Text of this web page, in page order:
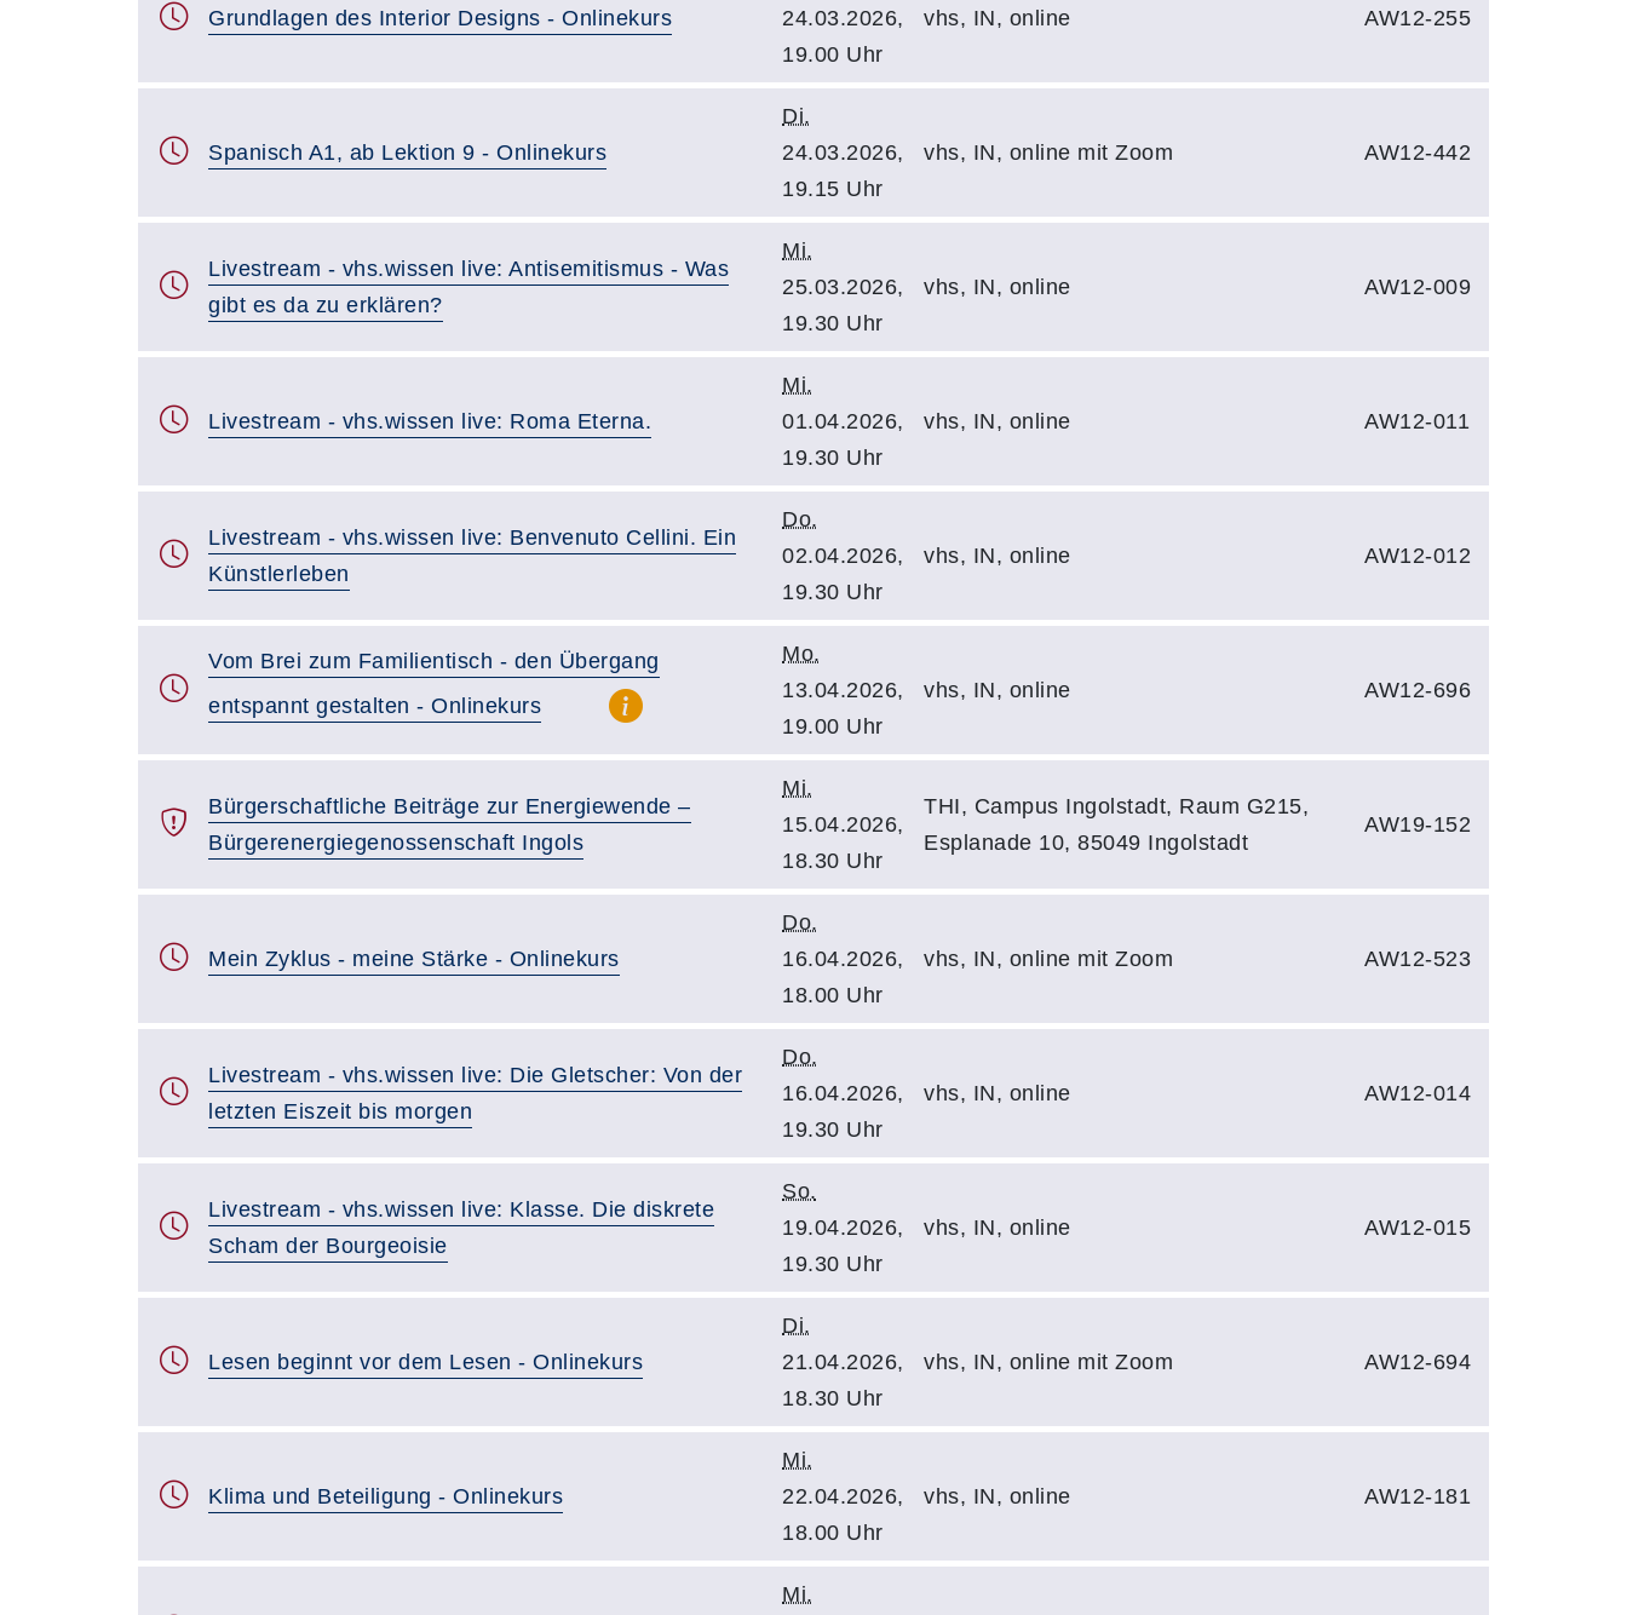
Grundlagen des Interior Designs - Onlinekurs
24.03.2026,
19.00 Uhr
vhs, IN, online AW12-255
Spanisch A1, ab Lektion 9 - Onlinekurs
Di.
24.03.2026,
19.15 Uhr
vhs, IN, online mit Zoom AW12-442
Livestream - vhs.wissen live: Antisemitismus - Was
gibt es da zu erklären?
Mi.
25.03.2026,
19.30 Uhr
vhs, IN, online AW12-009
Livestream - vhs.wissen live: Roma Eterna.
Mi.
01.04.2026,
19.30 Uhr
vhs, IN, online AW12-011
Livestream - vhs.wissen live: Benvenuto Cellini. Ein
Künstlerleben
Do.
02.04.2026,
19.30 Uhr
vhs, IN, online AW12-012
Vom Brei zum Familientisch - den Übergang
entspannt gestalten - Onlinekurs
Mo.
13.04.2026,
19.00 Uhr
vhs, IN, online AW12-696
Bürgerschaftliche Beiträge zur Energiewende –
Bürgerenergiegenossenschaft Ingols
Mi.
15.04.2026,
18.30 Uhr
THI, Campus Ingolstadt, Raum G215,
Esplanade 10, 85049 Ingolstadt
AW19-152
Mein Zyklus - meine Stärke - Onlinekurs
Do.
16.04.2026,
18.00 Uhr
vhs, IN, online mit Zoom AW12-523
Livestream - vhs.wissen live: Die Gletscher: Von der
letzten Eiszeit bis morgen
Do.
16.04.2026,
19.30 Uhr
vhs, IN, online AW12-014
Livestream - vhs.wissen live: Klasse. Die diskrete
Scham der Bourgeoisie
So.
19.04.2026,
19.30 Uhr
vhs, IN, online AW12-015
Lesen beginnt vor dem Lesen - Onlinekurs
Di.
21.04.2026,
18.30 Uhr
vhs, IN, online mit Zoom AW12-694
Klima und Beteiligung - Onlinekurs
Mi.
22.04.2026,
18.00 Uhr
vhs, IN, online AW12-181
Mi.